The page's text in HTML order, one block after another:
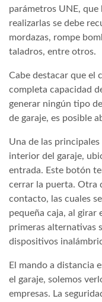
parámetros UNE, que
realizarlas se debe
mordazas, rompe
taladros, entre otros.
Cabe destacar que el
completa capacidad
generar ningún tipo
de garaje, es posible
Una de las
interior del garaje,
entrada. Este botón
cerrar la puerta. Otra
contacto, las cuales
pequeña caja, al girar
primeras alternativas
dispositivos
El mando a distancia
el garaje, solemos
empresas. La